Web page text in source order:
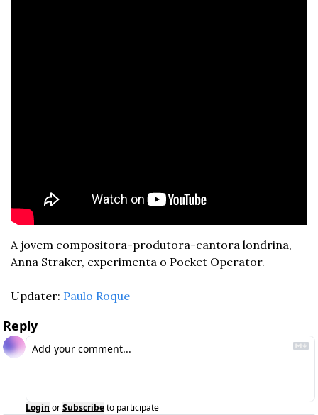
A jovem compositora-produtora-cantora londrina,
Anna Straker, experimenta o Pocket Operator.
Updater: Paulo Roque
Reply
Login orSubscribeto participate